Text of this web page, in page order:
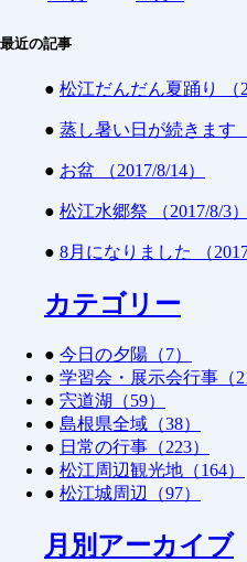
最近の記事
● 松江だんだん夏踊り （
● 蒸し暑い日が続きます
● お盆 （2017/8/14）
● 松江水郷祭 （2017/8/3）
● 8月になりました （
カテゴリー
● 今日の夕陽（7）
● 学習会・展示会行事（
● 宍道湖（59）
● 島根県全域（38）
● 日常の行事（223）
● 松江周辺観光地（164）
● 松江城周辺（97）
月別アーカイブ